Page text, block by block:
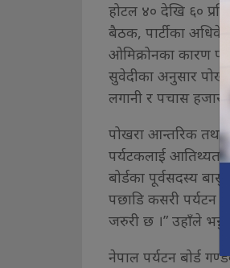
होटल ४० देखि ६०
बैठक, पार्टीका
ओमिक्रोनका कारण
सुवेदीका अनुसार
लगानी र पचास
पोखरा आन्तरिक तथा
पर्यटकलाई आतिथ्यता
बोर्डका पूर्वसदस्य
पछाडि कसरी पर्यटन
जरुरी छ ।” उहाँले
नेपाल पर्यटन बोर्ड